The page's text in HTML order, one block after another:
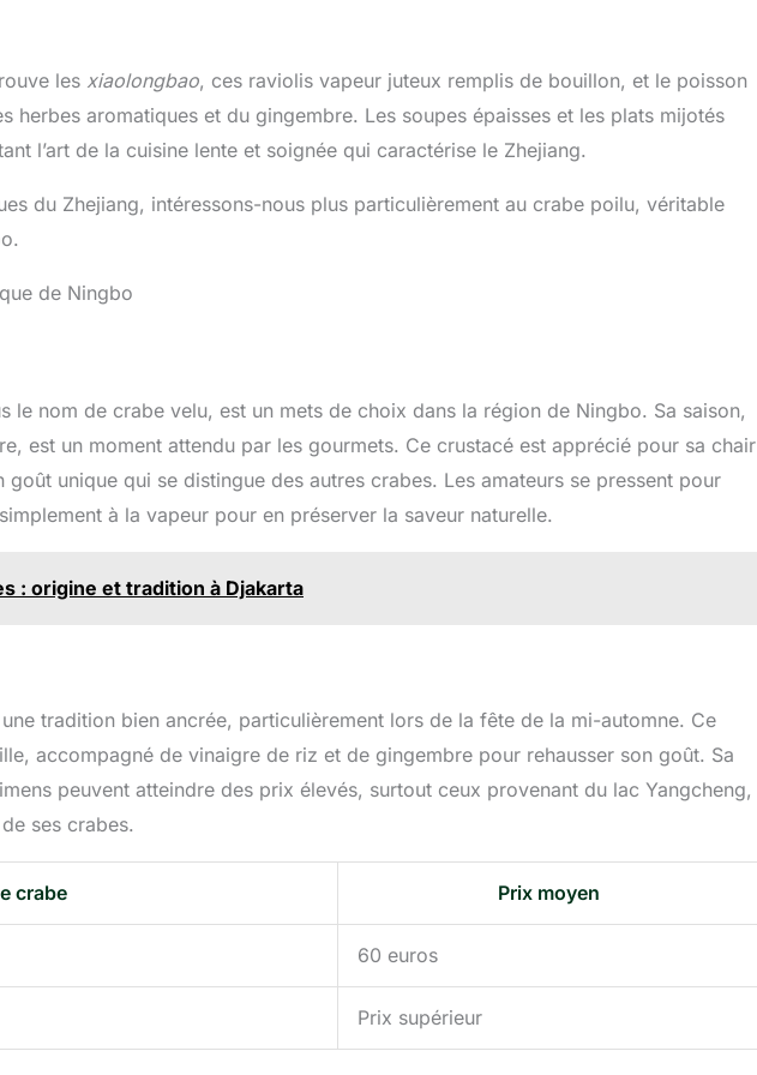
les xiaolongbao, ces raviolis vapeur juteux remplis de bouillon, et le poisson
herbes aromatiques et du gingembre. Les soupes épaisses et les plats mijotés
l’art de la cuisine lente et soignée qui caractérise le Zhejiang.
du Zhejiang, intéressons-nous plus particulièrement au crabe poilu, véritable
de Ningbo
le nom de crabe velu, est un mets de choix dans la région de Ningbo. Sa saison,
est un moment attendu par les gourmets. Ce crustacé est apprécié pour sa chair
unique qui se distingue des autres crabes. Les amateurs se pressent pour
à la vapeur pour en préserver la saveur naturelle.
: origine et tradition à Djakarta
tradition bien ancrée, particulièrement lors de la fête de la mi-automne. Ce
accompagné de vinaigre de riz et de gingembre pour rehausser son goût. Sa
peuvent atteindre des prix élevés, surtout ceux provenant du lac Yangcheng,
ses crabes.
crabe Prix moyen
60 euros
Prix supérieur